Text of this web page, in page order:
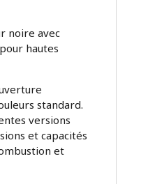
noire avec
hautes
standard.
versions
et capacités
et